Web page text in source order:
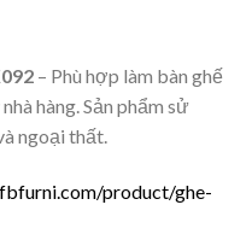
– Phù hợp làm bàn ghế
hàng. Sản phẩm sử
ngoại thất.
product/ghe-